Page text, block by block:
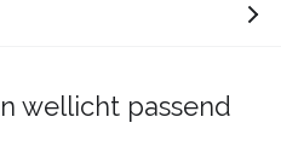
wellicht passend